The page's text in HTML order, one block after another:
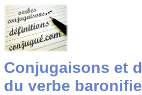
Conjugaisons et
du verbe